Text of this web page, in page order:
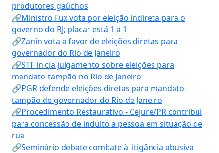
produtores gaúchos
🔗Ministro Fux vota por eleição indireta para o
governo do RJ; placar está 1 a 1
🔗Zanin vota a favor de eleições diretas para
governador do Rio de Janeiro
🔗STF inicia julgamento sobre eleições para
mandato-tampão no Rio de Janeiro
🔗PGR defende eleições diretas para mandato-
tampão de governador do Rio de Janeiro
🔗Procedimento Restaurativo - Cejure/PR contribui
para concessão de indulto a pessoa em situação de
rua
🔗Seminário debate combate à litigância abusiva